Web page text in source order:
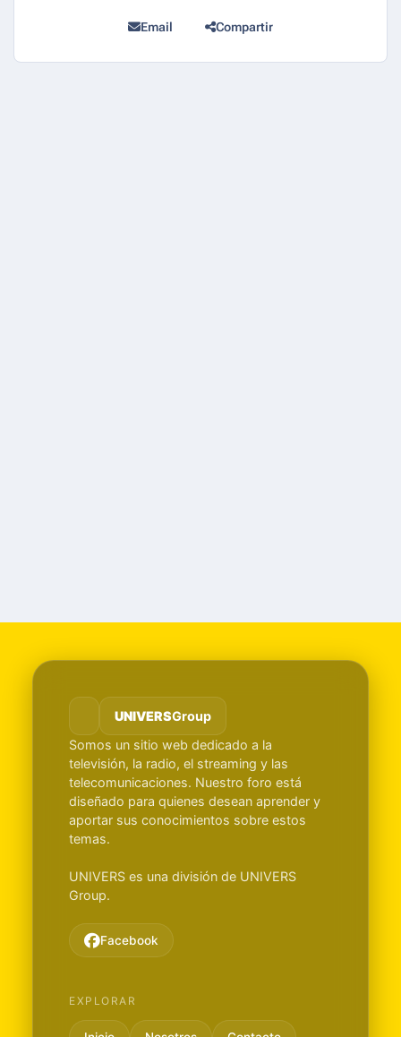
Email Compartir
UNIVERSGroup
Somos un sitio web dedicado a la
televisión, la radio, el streaming y las
telecomunicaciones. Nuestro foro está
diseñado para quienes desean aprender y
aportar sus conocimientos sobre estos
temas.
UNIVERS es una división de UNIVERS
Group.
Facebook
EXPLORAR